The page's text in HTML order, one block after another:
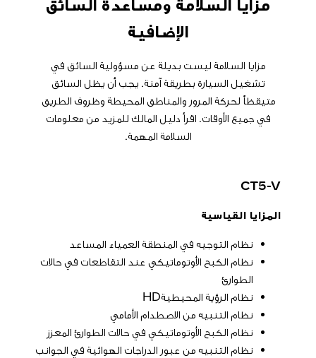
مزايا السلامة ومساعدة السائق
الإضافية
​مزايا السلامة ليست بديلة عن مسؤولية السائق في
تشغيل السيارة بطريقة آمنة. يجب أن يظل السائق
متيقظاً لحركة المرور والمناطق المحيطة وظروف الطريق
في جميع الأوقات. اقرأ دليل المالك للمزيد من معلومات
السلامة المهمة.
​CT5-V
المزايا القياسية
نظام التوجيه في المنطقة العمياء المساعد
نظام الكبح الأوتوماتيكي عند التقاطعات في حالات
الطوارئ
نظام الرؤية المحيطيةHD
نظام التنبيه من الاصطدام الأمامي
نظام الكبح الأوتوماتيكي في حالات الطوارئ المعزز
نظام التنبيه من عبور الدراجات الهوائية في الجوانب